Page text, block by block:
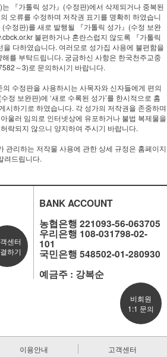
『가톨릭 성가』(수정판)에서 삭제되거나 중복된
오류를 수정하며 저작권 표기를 명확히 하였습니
수정판)를 새로 발행될 『가톨릭 성가』(수정 보완
불편하거나 혼란스럽지 않도록 『가톨릭
다하였습니다. 여러모로 성가집 사용에 불편함을
를 부탁드립니다. 궁금하신 사항은 한국천주교중
～3)로 문의하시기 바랍니다.
수정판을 사용하시는 사목자와 신자들에게 편의
정 보완판)에 ‘새로 수록된 성가’를 한시적으로 홈
시하기로 하였습니다. 각 성가의 저작권을 존중하며
울러 임의로 인터넷상에 유포하거나 불법 복제물을
락되지 않으니 양지하여 주시기 바랍니다.
관리하는 저작물 사용에 관한 상세 규정은 홈페이지
려드립니다.
센터
하기
BANK ACCOUNT
농협은행 221093-56-063705
우리은행 108-031798-02-
101
국민은행 548502-01-280930
예금주 : 강복순
비회원
1:1 문의
이용안내 고객센터